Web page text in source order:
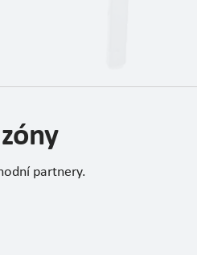
partnery.